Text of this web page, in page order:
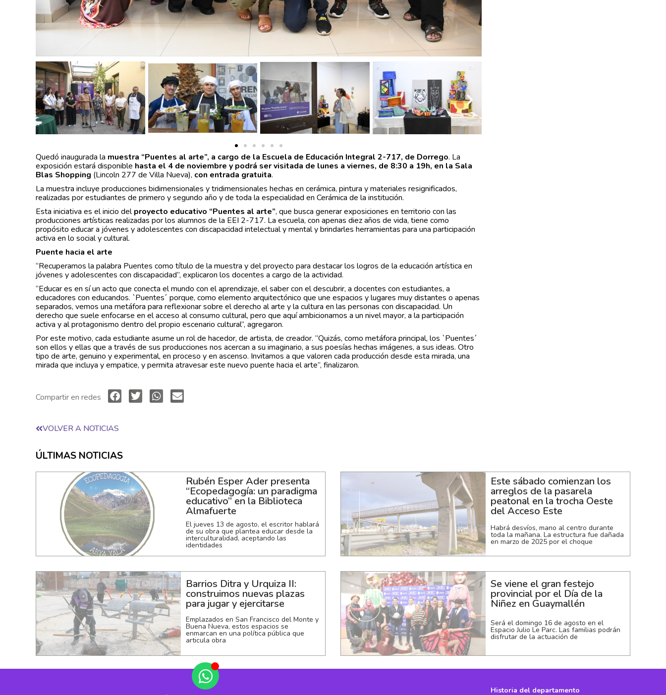
Quedó inaugurada la muestra “Puentes al arte”, a cargo de la Escuela de Educación Integral 2-717, de Dorrego. La
exposición estará disponible hasta el 4 de noviembre y podrá ser visitada de lunes a viernes, de 8:30 a 19h, en la Sala
Blas Shopping (Lincoln 277 de Villa Nueva), con entrada gratuita.
La muestra incluye producciones bidimensionales y tridimensionales hechas en cerámica, pintura y materiales resignificados,
realizadas por estudiantes de primero y segundo año y de toda la especialidad en Cerámica de la institución.
Esta iniciativa es el inicio delproyecto educativo “Puentes al arte”, que busca generar exposiciones en territorio con las
producciones artísticas realizadas por los alumnos de la EEI 2-717. La escuela, con apenas diez años de vida, tiene como
propósito educar a jóvenes y adolescentes con discapacidad intelectual y mental y brindarles herramientas para una participación
activa en lo social y cultural.
Puente hacia el arte
“Recuperamos la palabra Puentes como título de la muestra y del proyecto para destacar los logros de la educación artística en
jóvenes y adolescentes con discapacidad”, explicaron los docentes a cargo de la actividad.
“Educar es en sí un acto que conecta el mundo con el aprendizaje, el saber con el descubrir, a docentes con estudiantes, a
educadores con educandos. `Puentes´ porque, como elemento arquitectónico que une espacios y lugares muy distantes o apenas
separados, vemos una metáfora para reflexionar sobre el derecho al arte y la cultura en las personas con discapacidad. Un
derecho que suele enfocarse en el acceso al consumo cultural, pero que aquí ambicionamos a un nivel mayor, a la participación
activa y al protagonismo dentro del propio escenario cultural”, agregaron.
Por este motivo, cada estudiante asume un rol de hacedor, de artista, de creador. “Quizás, como metáfora principal, los `Puentes´
son ellos y ellas que a través de sus producciones nos acercan a su imaginario, a sus poesías hechas imágenes, a sus ideas. Otro
tipo de arte, genuino y experimental, en proceso y en ascenso. Invitamos a que valoren cada producción desde esta mirada, una
mirada que incluya y empatice, y permita atravesar este nuevo puente hacia el arte”, finalizaron.
Compartir en redes
VOLVER A NOTICIAS
ÚLTIMAS NOTICIAS
Rubén Esper Ader presenta
“Ecopedagogía: un paradigma
educativo” en la Biblioteca
Almafuerte
El jueves 13 de agosto, el escritor hablará
de su obra que plantea educar desde la
interculturalidad, aceptando las
identidades
Este sábado comienzan los
arreglos de la pasarela
peatonal en la trocha Oeste
del Acceso Este
Habrá desvíos, mano al centro durante
toda la mañana. La estructura fue dañada
en marzo de 2025 por el choque
Barrios Ditra y Urquiza II:
construimos nuevas plazas
para jugar y ejercitarse
Emplazados en San Francisco del Monte y
Buena Nueva, estos espacios se
enmarcan en una política pública que
articula obra
Se viene el gran festejo
provincial por el Día de la
Niñez en Guaymallén
Será el domingo 16 de agosto en el
Espacio Julio Le Parc. Las familias podrán
disfrutar de la actuación de
Historia del departamento